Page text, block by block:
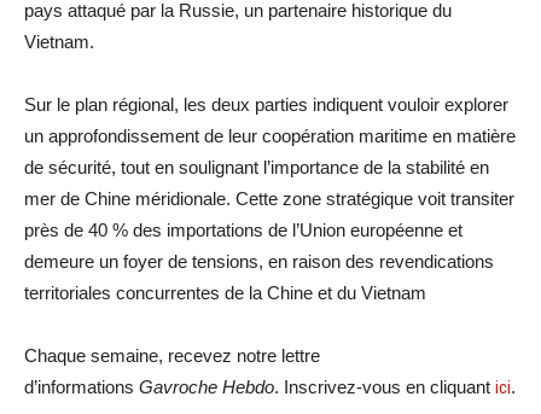
pays attaqué par la Russie, un partenaire historique du
Vietnam.
Sur le plan régional, les deux parties indiquent vouloir explorer
un approfondissement de leur coopération maritime en matière
de sécurité, tout en soulignant l’importance de la stabilité en
mer de Chine méridionale. Cette zone stratégique voit transiter
près de 40 % des importations de l’Union européenne et
demeure un foyer de tensions, en raison des revendications
territoriales concurrentes de la Chine et du Vietnam
Chaque semaine, recevez notre lettre
d’informations Gavroche Hebdo. Inscrivez-vous en cliquant ici.